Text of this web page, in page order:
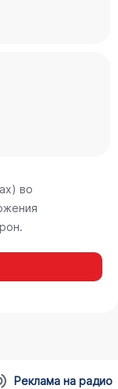
во
Реклама на радио